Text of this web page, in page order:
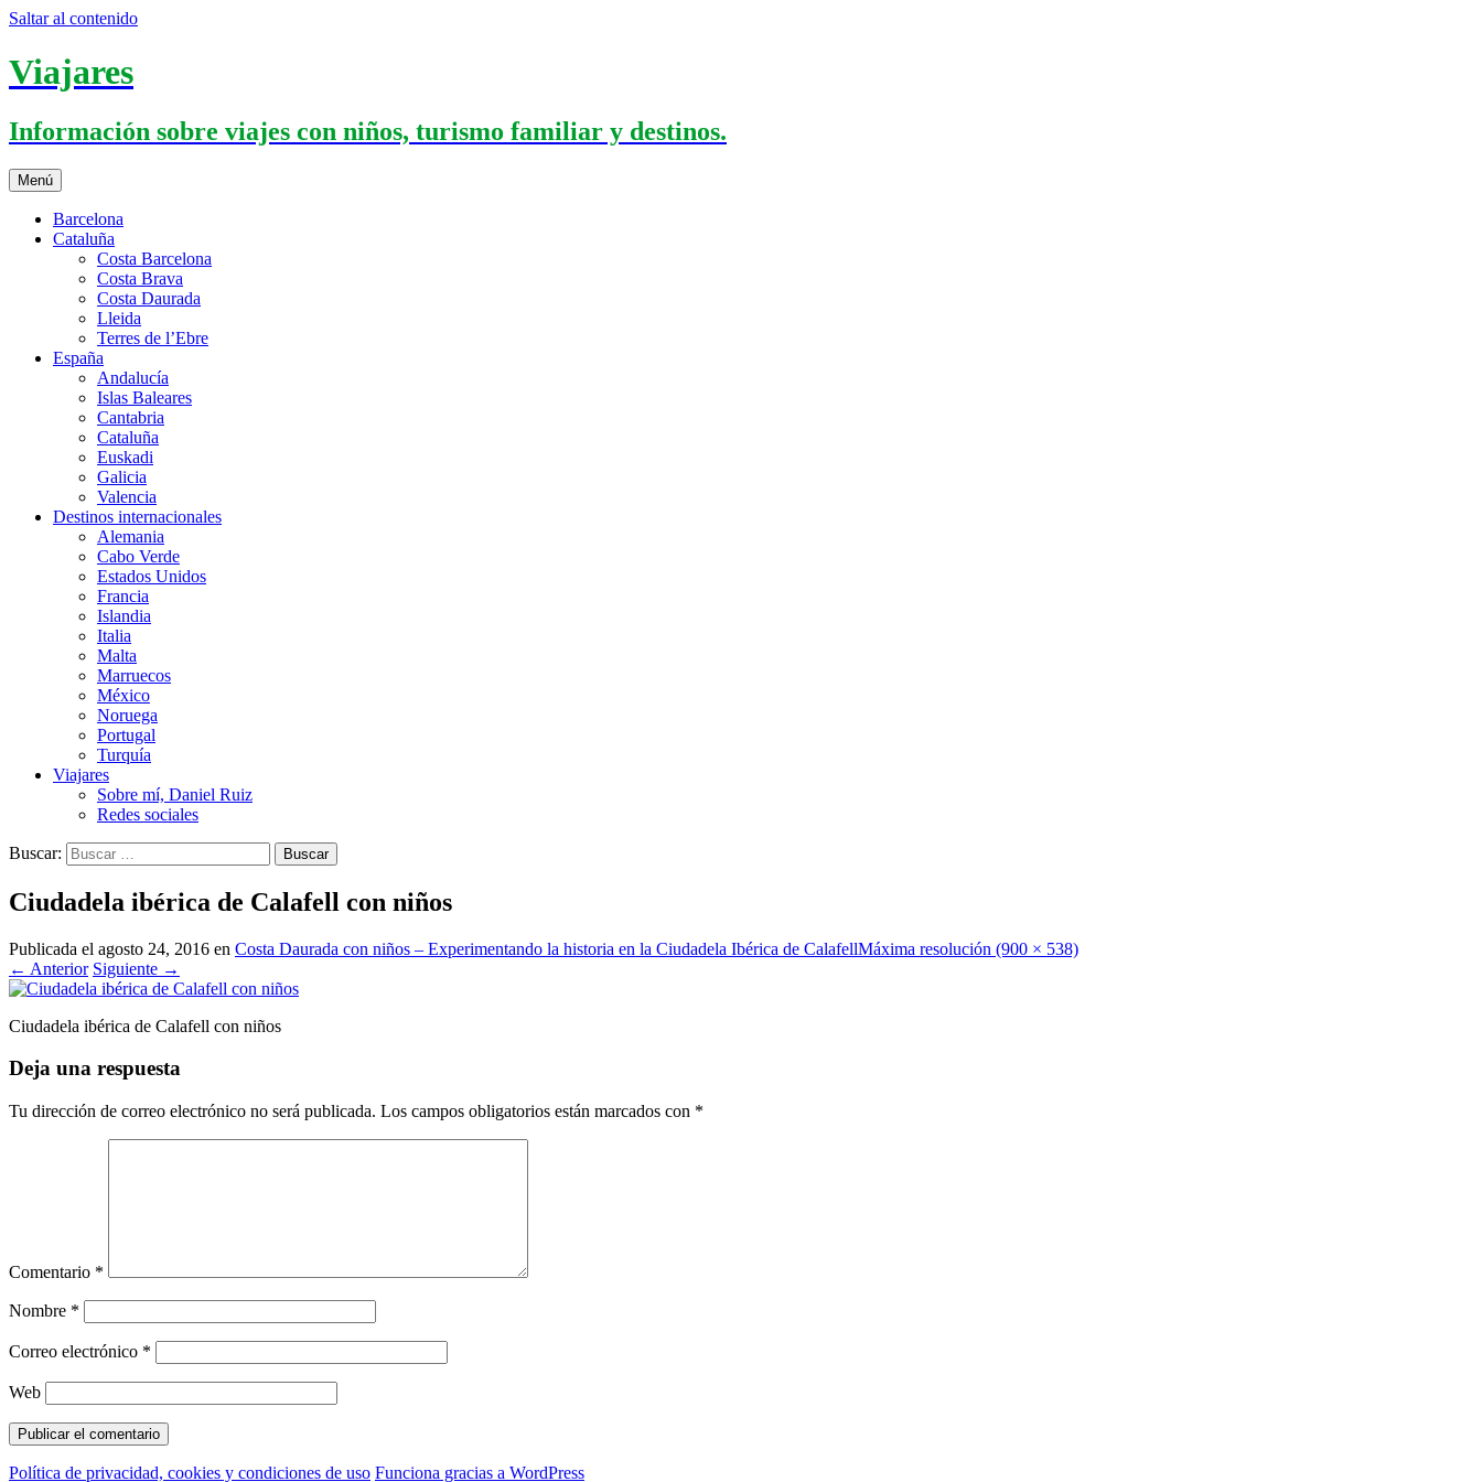
Saltar al contenido
Viajares
Información sobre viajes con niños, turismo familiar y destinos.
Menú
Barcelona
Cataluña
Costa Barcelona
Costa Brava
Costa Daurada
Lleida
Terres de l’Ebre
España
Andalucía
Islas Baleares
Cantabria
Cataluña
Euskadi
Galicia
Valencia
Destinos internacionales
Alemania
Cabo Verde
Estados Unidos
Francia
Islandia
Italia
Malta
Marruecos
México
Noruega
Portugal
Turquía
Viajares
Sobre mí, Daniel Ruiz
Redes sociales
Buscar:
Ciudadela ibérica de Calafell con niños
Publicada el agosto 24, 2016 en Costa Daurada con niños – Experimentando la historia en la Ciudadela Ibérica de CalafellMáxima resolución (900 × 538)
← Anterior Siguiente →
Ciudadela ibérica de Calafell con niños
Deja una respuesta
Tu dirección de correo electrónico no será publicada. Los campos obligatorios están marcados con *
Comentario *
Nombre *
Correo electrónico *
Web
Política de privacidad, cookies y condiciones de uso Funciona gracias a WordPress